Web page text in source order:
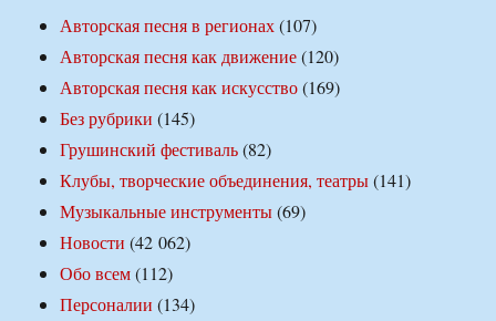
Авторская песня в регионах(107)
Авторская песня как движение(120)
Авторская песня как искусство(169)
Без рубрики (145)
Грушинский фестиваль(82)
Клубы, творческие объединения, театры(141)
Музыкальные инструменты(69)
Новости (42 062)
Обо всем(112)
Персоналии (134)